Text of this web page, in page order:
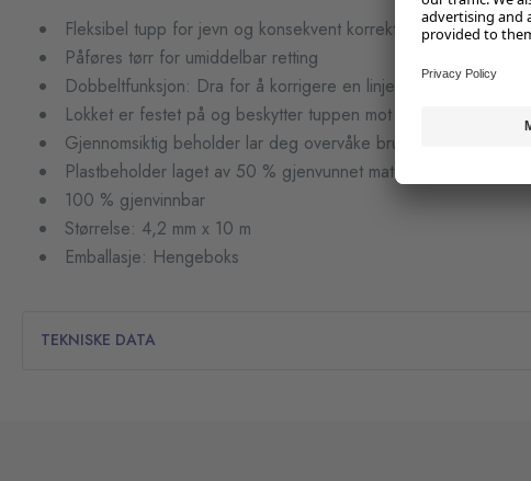
Fleksibel tupp for jevn og konsekvent korrektur
Påføres tørr for umiddelbar retting
Dobbeltfunksjon: Dra for å korrigere en linje, eller skyv for å
Lokket er festet på og beskytter tuppen mot skade
Gjennomsiktig beholder lar deg overvåke bruken
Plastbeholder laget av 50 % gjenvunnet materiale
100 % gjenvinnbar
Størrelse: 4,2 mm x 10 m
Emballasje: Hengeboks
TEKNISKE DATA